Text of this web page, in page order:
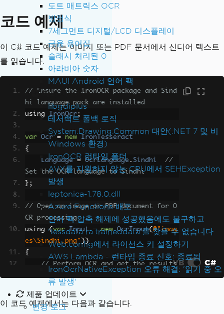
도트 매트릭스 OCR
방정식
7세그먼트 디지털/LCD 디스플레이
금융 용어집
슬래시 처리된 0
아라비아 숫자
MAUI Android 언어 팩
예외 메시지
libgdiplus
테서랙트 폴백 로직
System.Drawing.Common 대안(.NET 7 및 비
Windows 환경)
IronOCR 런타임 폴더
AVX를 지원하지 않는 CPU에서 SEHException
발생
leptonica-1.78.0.dll
Azure Functions 배포
언어 팩 압축 해제에 성공했음에도 불구하고
'tessdata ra.traineddata'를 찾을 수 없습니다.
Web.config에서 라이선스 키 설정하기
AWS Lambda - 런타임 종료 신호: 종료됨
IronOcrNativeException 오류 해결: '읽기 중 오
류 발생'
제품 업데이트
변경 로그
코드 예제
이 C# 코드 예제는 이미지 또는 PDF 문서에서 신디어 텍스트
를 읽습니다.
// Ensure the IronOCR package and Sind
hi language pack are installed
using IronOcr ;
var Ocr = new
IronTesseract
{
Language
= OcrLanguage . Sindhi
//
Set the OCR language to Sindhi
};
// Open an image or PDF document for O
CR processing
using (var Input = new OcrInput( @"imag
es\Sindhi.png" ))
{
// Perform OCR and get the results
Read );
// Extract the recognized text
var
AllText
VB C#
이 코드 예제에서는 다음과 같습니다.